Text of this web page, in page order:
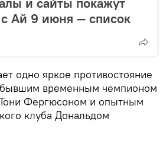
Ай 9 июня — список
одно яркое противостояние
временным чемпионом
Фергюсоном и опытным
клуба Дональдом